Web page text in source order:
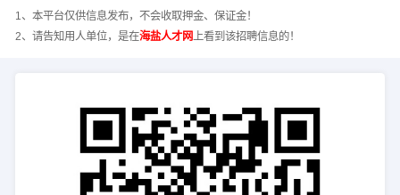
1、本平台仅供信息发布，不会收取押金、保证金！
2、请告知用人单位，是在海盐人才网 上看到该招聘信息的！